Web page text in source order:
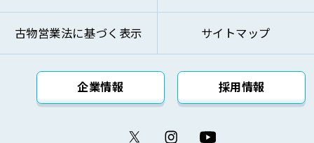
古物営業法に基づく表示 サイトマップ
企業情報 採用情報